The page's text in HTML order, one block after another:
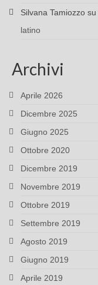
Silvana Tamiozzo su
latino
Archivi
Aprile 2026
Dicembre 2025
Giugno 2025
Ottobre 2020
Dicembre 2019
Novembre 2019
Ottobre 2019
Settembre 2019
Agosto 2019
Giugno 2019
Aprile 2019